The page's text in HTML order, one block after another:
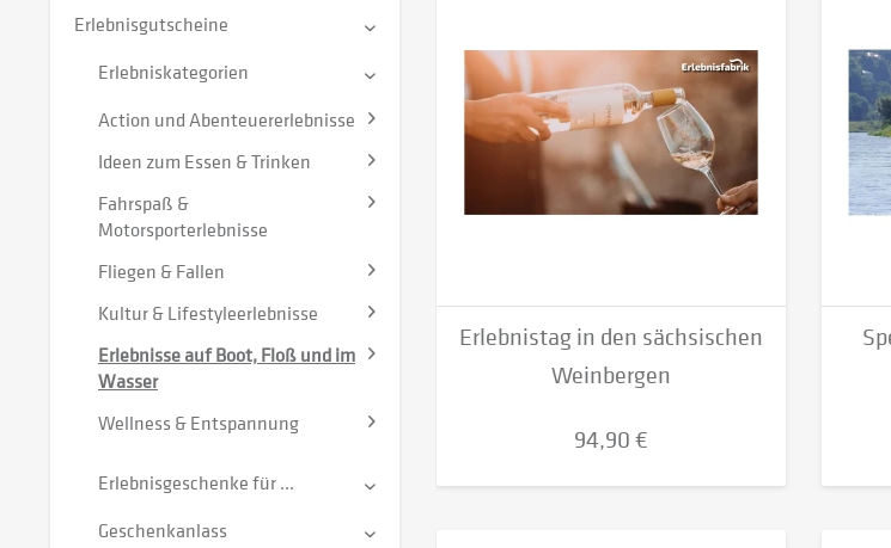
Erlebnisgutscheine
Erlebniskategorien
Action und Abenteuererlebnisse
Ideen zum Essen & Trinken
Fahrspaß &
Motorsporterlebnisse
Fliegen & Fallen
Kultur & Lifestyleerlebnisse
Erlebnisse auf Boot, Floß und im
Wasser
Wellness & Entspannung
Erlebnisgeschenke für ...
Geschenkanlass
Erlebnistag in den sächsischen
Weinbergen
94,90 €